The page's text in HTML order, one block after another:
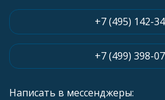
+7 (495) 142-
+7 (499) 398-
Написать в мессенджеры: